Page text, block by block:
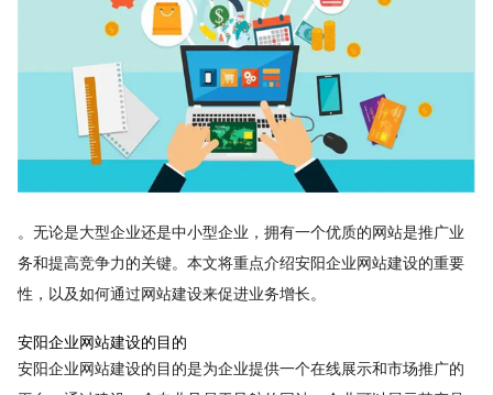
。无论是大型企业还是中小型企业，拥有一个优质的网站是推广业
务和提高竞争力的关键。本文将重点介绍安阳企业网站建设的重要
性，以及如何通过网站建设来促进业务增长。
安阳企业网站建设的目的
安阳企业网站建设的目的是为企业提供一个在线展示和市场推广的